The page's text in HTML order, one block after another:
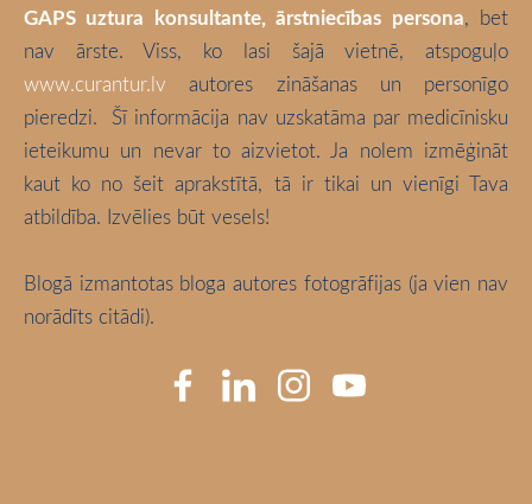
GAPS uztura konsultante, ārstniecības persona, bet
nav ārste. Viss, ko lasi šajā vietnē, atspoguļo
www.curantur.lv autores zināšanas un personīgo
pieredzi. Šī informācija nav uzskatāma par medicīnisku
ieteikumu un nevar to aizvietot. Ja nolem izmēģināt
kaut ko no šeit aprakstītā, tā ir tikai un vienīgi Tava
atbildība. Izvēlies būt vesels!
Blogā izmantotas bloga autores fotogrāfijas (ja vien nav
norādīts citādi).